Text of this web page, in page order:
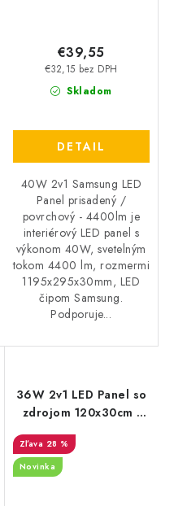
Skladom
€32,15 bez DPH
€39,55
DETAIL
40W 2v1 Samsung LED
Panel prisadený /
povrchový - 4400lm je
interiérový LED panel s
výkonom 40W, svetelným
tokom 4400 lm, rozmermi
1195x295x30mm, LED
čipom Samsung.
Podporuje...
36W 2v1 LED Panel so
zdrojom 120x30cm -
4400lm - 6ks balenie
28 %
Novinka